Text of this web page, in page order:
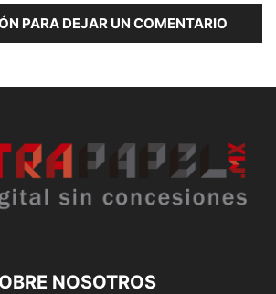
PARA DEJAR UN COMENTARIO
NOSOTROS